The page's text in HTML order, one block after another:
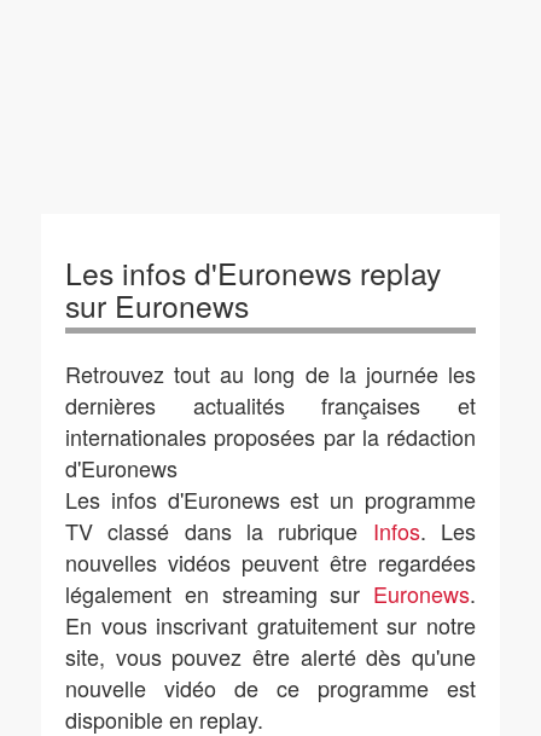
Les infos d'Euronews replay
sur Euronews
Retrouvez tout au long de la journée les
dernières actualités françaises et
internationales proposées par la rédaction
d'Euronews
Les infos d'Euronews est un programme
TV classé dans la rubrique Infos. Les
nouvelles vidéos peuvent être regardées
légalement en streaming sur Euronews.
En vous inscrivant gratuitement sur notre
site, vous pouvez être alerté dès qu'une
nouvelle vidéo de ce programme est
disponible en replay.